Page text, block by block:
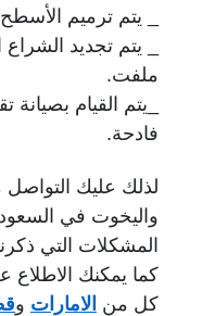
_ يتم ترميم
_ يتم تجديد
ملفت.
_يتم القيام
فادحة.
لذلك عليك
واليخوت في
المشكلات التي
كما يمكنك
كل من الامارات و